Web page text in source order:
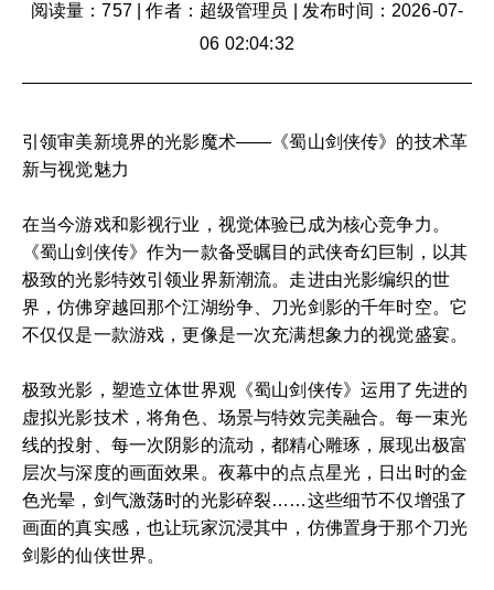
阅读量：757|作者：超级管理员
发布时间：2026-07-
06 02:04:32
引领审美新境界的光影魔术——《蜀山剑侠传》的技术革
新与视觉魅力
在当今游戏和影视行业，视觉体验已成为核心竞争力。
《蜀山剑侠传》作为一款备受瞩目的武侠奇幻巨制，以其
极致的光影特效引领业界新潮流。走进由光影编织的世
界，仿佛穿越回那个江湖纷争、刀光剑影的千年时空。它
不仅仅是一款游戏，更像是一次充满想象力的视觉盛宴。
极致光影，塑造立体世界观《蜀山剑侠传》运用了先进的
虚拟光影技术，将角色、场景与特效完美融合。每一束光
线的投射、每一次阴影的流动，都精心雕琢，展现出极富
层次与深度的画面效果。夜幕中的点点星光，日出时的金
色光晕，剑气激荡时的光影碎裂……这些细节不仅增强了
画面的真实感，也让玩家沉浸其中，仿佛置身于那个刀光
剑影的仙侠世界。